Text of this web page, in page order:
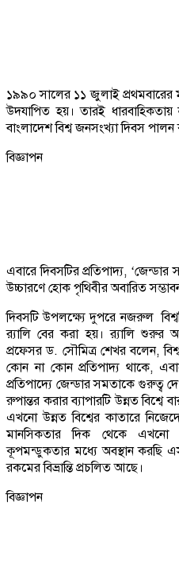
১৯৯০ সালের ১১ জুলাই প্রথমবারের
উদযাপিত হয়। তারই
বাংলাদেশ বিশ্ব জনসংখ্যা দিবস
বিজ্ঞাপন
এবারে দিবসটির প্রতিপাদ্য,
উচ্চারণে হোক পৃথিবীর অবারিত
দিবসটি উপলক্ষ্যে দুপরে নজরুল
র‌্যালি বের করা হয়। র‌্যালি শুরুর
প্রফেসর ড. সৌমিত্র শেখর বলেন,
কোন না কোন প্রতিপাদ্য থাকে,
প্রতিপাদ্যে জেন্ডার সমতাকে গুরুত্ব
রুপান্তর করার ব্যাপারটি উন্নত বিশ্বে
এখনো উন্নত বিশ্বের কাতারে
মানসিকতার দিক থেকে এখনো
কূপমন্ডুকতার মধ্যে অবস্থান করছি
রকমের বিভ্রান্তি প্রচলিত আছে।
বিজ্ঞাপন